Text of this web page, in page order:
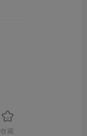
收藏